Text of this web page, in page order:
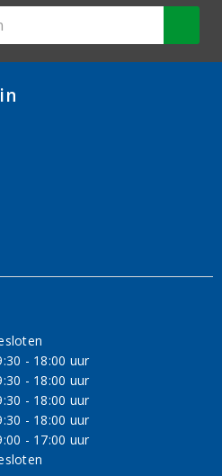
- 18:00 uur
- 18:00 uur
- 18:00 uur
- 18:00 uur
- 17:00 uur